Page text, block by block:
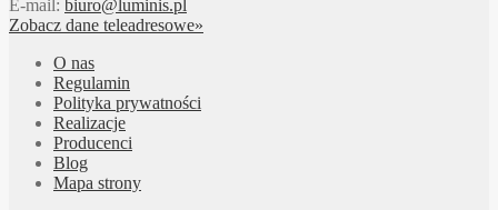
E-mail: biuro@luminis.pl
Zobacz dane teleadresowe»
O nas
Regulamin
Polityka prywatności
Realizacje
Producenci
Blog
Mapa strony